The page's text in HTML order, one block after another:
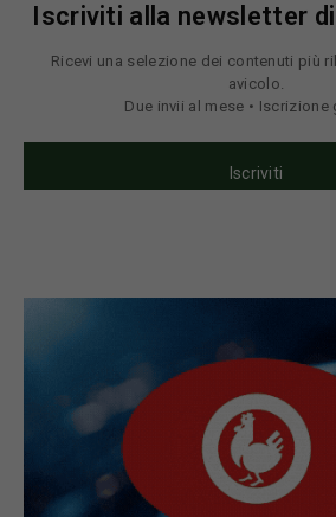
Iscriviti alla newsletter
Ricevi una selezione dei contenuti più
avicolo.
Due invii al mese • Iscrizione
Iscriviti